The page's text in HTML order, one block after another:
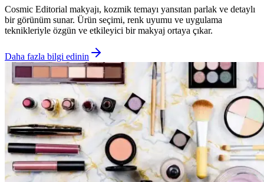
Cosmic Editorial makyajı, kozmik temayı yansıtan parlak ve detaylı
bir görünüm sunar. Ürün seçimi, renk uyumu ve uygulama
teknikleriyle özgün ve etkileyici bir makyaj ortaya çıkar.
Daha fazla bilgi edinin